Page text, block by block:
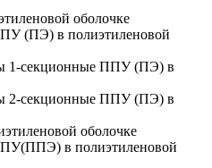
оболочке
(ПЭ) в полиэтиленовой
1-секционные ППУ (ПЭ) в
2-секционные ППУ (ПЭ) в
оболочке
в полиэтиленовой